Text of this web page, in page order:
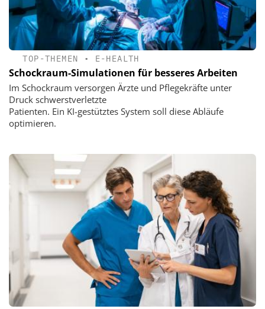
TOP-THEMEN • E-HEALTH
Schockraum-Simulationen für besseres Arbeiten
Im Schockraum versorgen Ärzte und Pflegekräfte unter
Druck schwerstverletzte
Patienten. Ein KI-gestütztes System soll diese Abläufe
optimieren.